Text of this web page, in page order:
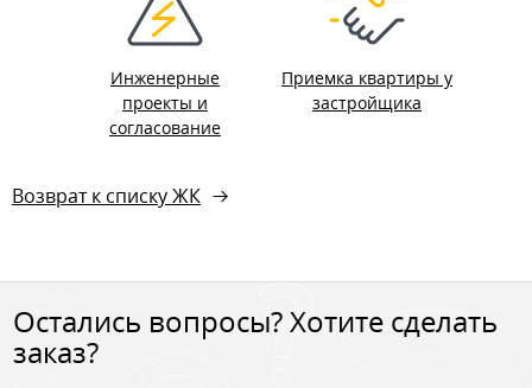
Инженерные
проекты и
согласование
Приемка квартиры у
застройщика
Возврат к списку ЖК
Остались вопросы? Хотите сделать
заказ?